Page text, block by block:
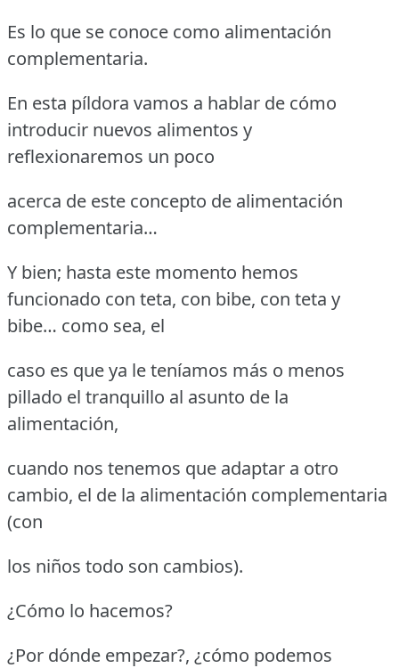
Es lo que se conoce como alimentación
complementaria.
En esta píldora vamos a hablar de cómo
introducir nuevos alimentos y
reflexionaremos un poco
acerca de este concepto de alimentación
complementaria…
Y bien; hasta este momento hemos
funcionado con teta, con bibe, con teta y
bibe… como sea, el
caso es que ya le teníamos más o menos
pillado el tranquillo al asunto de la
alimentación,
cuando nos tenemos que adaptar a otro
cambio, el de la alimentación complementaria
(con
los niños todo son cambios).
¿Cómo lo hacemos?
¿Por dónde empezar?, ¿cómo podemos